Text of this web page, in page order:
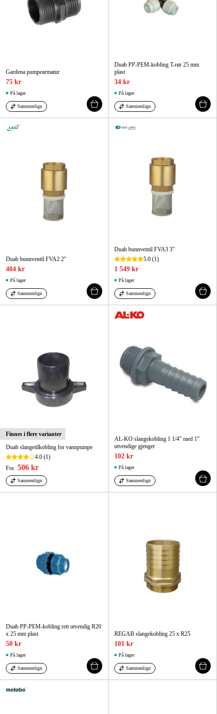
Gardena pumpearmatur
75 kr
På lager
Sammenlign
Duab PP-PEM-kobling T-rør 25 mm
plast
34 kr
På lager
Sammenlign
Duab bunnventil FVA2 2"
404 kr
På lager
Sammenlign
Duab bunnventil FVA3 3"
5.0 (1)
1 549 kr
På lager
Sammenlign
Finnes i flere varianter
Duab slangetilkobling for vannpumpe
4.0 (1)
Fra 506 kr
Sammenlign
AL-KO slangekobling 1 1/4" med 1"
utvendige gjenger
102 kr
På lager
Sammenlign
Duab PP-PEM-kobling rett utvendig R20
x 25 mm plast
50 kr
På lager
Sammenlign
REGAB slangekobling 25 x R25
101 kr
På lager
Sammenlign